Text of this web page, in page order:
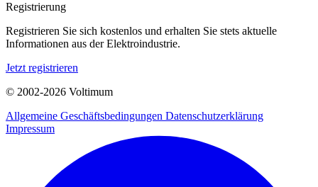
Registrierung
Registrieren Sie sich kostenlos und erhalten Sie stets aktuelle
Informationen aus der Elektroindustrie.
Jetzt registrieren
© 2002-2026 Voltimum
Allgemeine Geschäftsbedingungen Datenschutzerklärung
Impressum